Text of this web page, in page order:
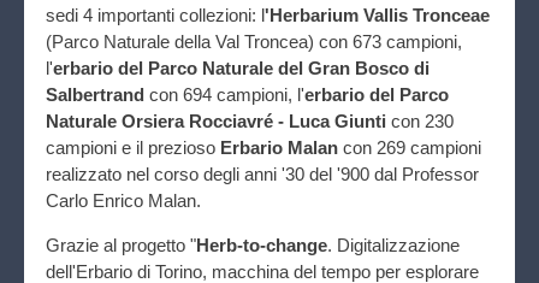
sedi 4 importanti collezioni: l'Herbarium Vallis Tronceae
(Parco Naturale della Val Troncea) con 673 campioni,
l'erbario del Parco Naturale del Gran Bosco di
Salbertrand con 694 campioni, l'erbario del Parco
Naturale Orsiera Rocciavré - Luca Giunti con 230
campioni e il prezioso Erbario Malan con 269 campioni
realizzato nel corso degli anni '30 del '900 dal Professor
Carlo Enrico Malan.
Grazie al progetto "Herb-to-change. Digitalizzazione
dell'Erbario di Torino, macchina del tempo per esplorare